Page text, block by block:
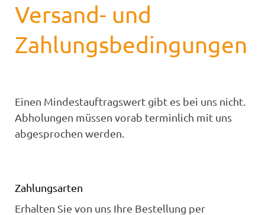
Versand- und
Zahlungsbedingungen
Einen Mindestauftragswert gibt es bei uns nicht.
Abholungen müssen vorab terminlich mit uns
abgesprochen werden.
Zahlungsarten
Erhalten Sie von uns Ihre Bestellung per